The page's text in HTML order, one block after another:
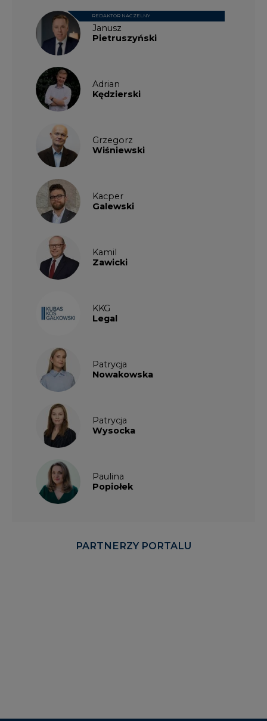
Janusz
Pietruszyński
REDAKTOR NACZELNY
Adrian
Kędzierski
Grzegorz
Wiśniewski
Kacper
Galewski
Kamil
Zawicki
KKG
Legal
Patrycja
Nowakowska
Patrycja
Wysocka
Paulina
Popiołek
PARTNERZY PORTALU